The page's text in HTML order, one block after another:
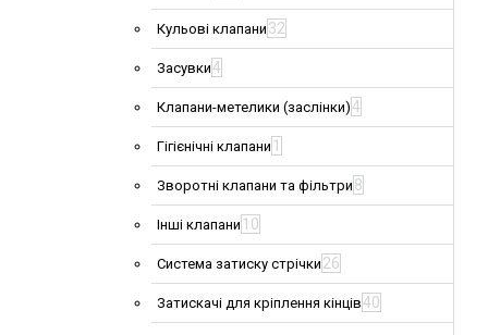
Кульові клапани 32
Засувки4
Клапани-метелики (заслінки)4
Гігієнічні клапани 1
Зворотні клапани та фільтри 8
Інші клапани 10
Система затиску стрічки 26
Затискачі для кріплення кінців40